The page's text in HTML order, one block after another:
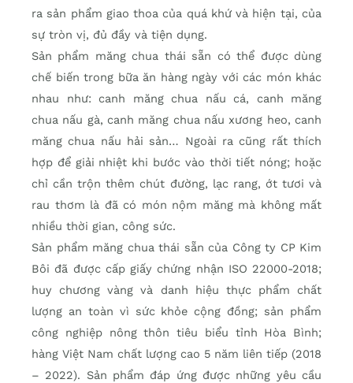
ra sản phẩm giao thoa của quá khứ và hiện tại, của
sự tròn vị, đủ đầy và tiện dụng.
Sản phẩm măng chua thái sẵn có thể được dùng
chế biến trong bữa ăn hàng ngày với các món khác
nhau như: canh măng chua nấu cá, canh măng
chua nấu gà, canh măng chua nấu xương heo, canh
măng chua nấu hải sản… Ngoài ra cũng rất thích
hợp để giải nhiệt khi bước vào thời tiết nóng; hoặc
chỉ cần trộn thêm chút đường, lạc rang, ớt tươi và
rau thơm là đã có món nộm măng mà không mất
nhiều thời gian, công sức.
Sản phẩm măng chua thái sẵn của Công ty CP Kim
Bôi đã được cấp giấy chứng nhận ISO 22000-2018;
huy chương vàng và danh hiệu thực phẩm chất
lượng an toàn vì sức khỏe cộng đồng; sản phẩm
công nghiệp nông thôn tiêu biểu tỉnh Hòa Bình;
hàng Việt Nam chất lượng cao 5 năm liên tiếp (2018
– 2022). Sản phẩm đáp ứng được những yêu cầu